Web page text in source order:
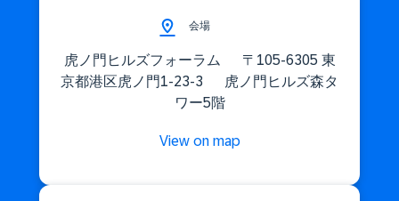
会場
虎ノ門ヒルズフォーラム 〒105-6305 東
京都港区虎ノ門1-23-3 虎ノ門ヒルズ森タ
ワー5階
View on map